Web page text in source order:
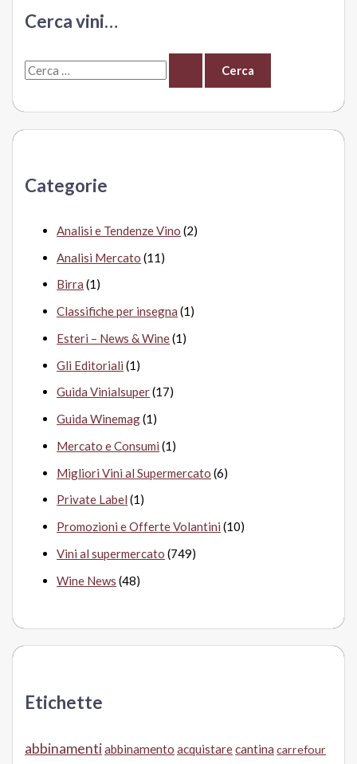
Cerca vini…
C
r
:Categorie
Analisi e Tendenze Vino (2)
Analisi Mercato (11)
Birra (1)
Classifiche per insegna (1)
Esteri – News & Wine(1)
Gli Editoriali (1)
Guida Vinialsuper(17)
Guida Winemag(1)
Mercato e Consumi (1)
Migliori Vini al Supermercato (6)
Private Label (1)
Promozioni e Offerte Volantini (10)
Vini al supermercato (749)
Wine News (48)
Etichette
abbinamentiabbinamento acquistarecantina carrefour